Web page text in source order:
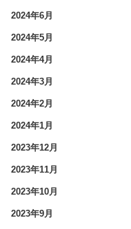
2024年6月
2024年5月
2024年4月
2024年3月
2024年2月
2024年1月
2023年12月
2023年11月
2023年10月
2023年9月